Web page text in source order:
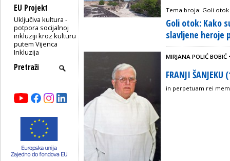
EU Projekt
Uključiva kultura -
potpora socijalnoj
inkluziji kroz kulturu
putem Vijenca
Inkluzija
Tema broja: Goli otok
Goli otok: Kako
slavljene heroje
MIRJANA POLIĆ
FRANJI ŠANJEKU
in perpetuam rei